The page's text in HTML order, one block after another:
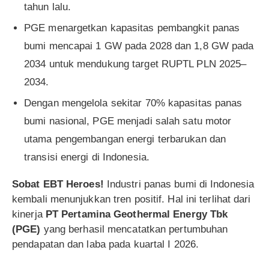
tahun lalu.
PGE menargetkan kapasitas pembangkit panas
bumi mencapai 1 GW pada 2028 dan 1,8 GW pada
2034 untuk mendukung target RUPTL PLN 2025–
2034.
Dengan mengelola sekitar 70% kapasitas panas
bumi nasional, PGE menjadi salah satu motor
utama pengembangan energi terbarukan dan
transisi energi di Indonesia.
Sobat EBT Heroes! Industri panas bumi di Indonesia
kembali menunjukkan tren positif. Hal ini terlihat dari
kinerja PT Pertamina Geothermal Energy Tbk
(PGE) yang berhasil mencatatkan pertumbuhan
pendapatan dan laba pada kuartal I 2026.